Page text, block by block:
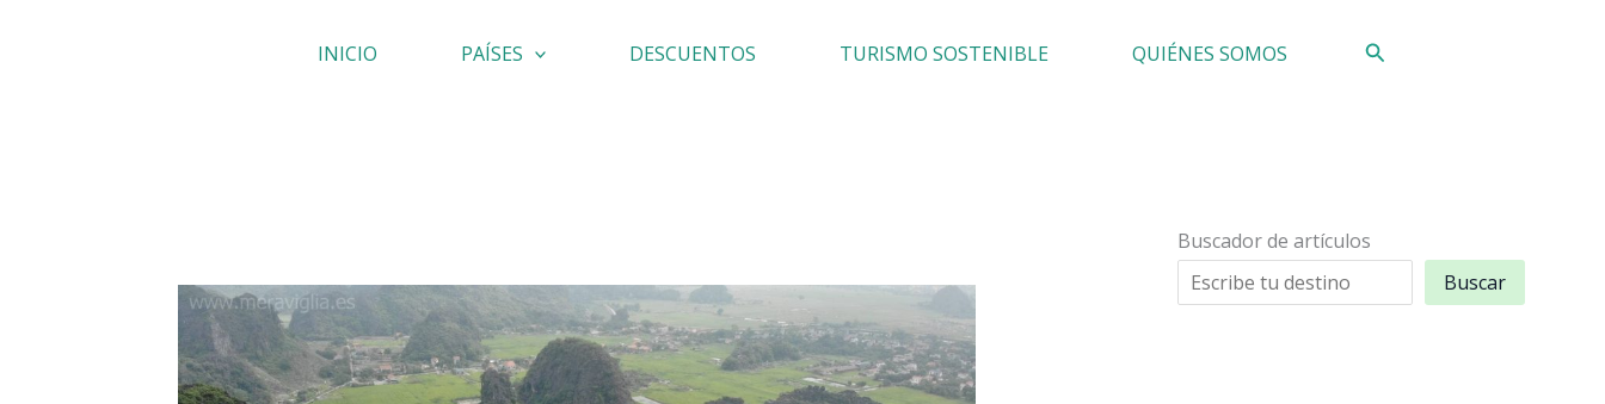
INICIO PAÍSES DESCUENTOS TURISMO SOSTENIBLE QUIÉNES SOMOS Buscar
Buscador de artículos
Buscar